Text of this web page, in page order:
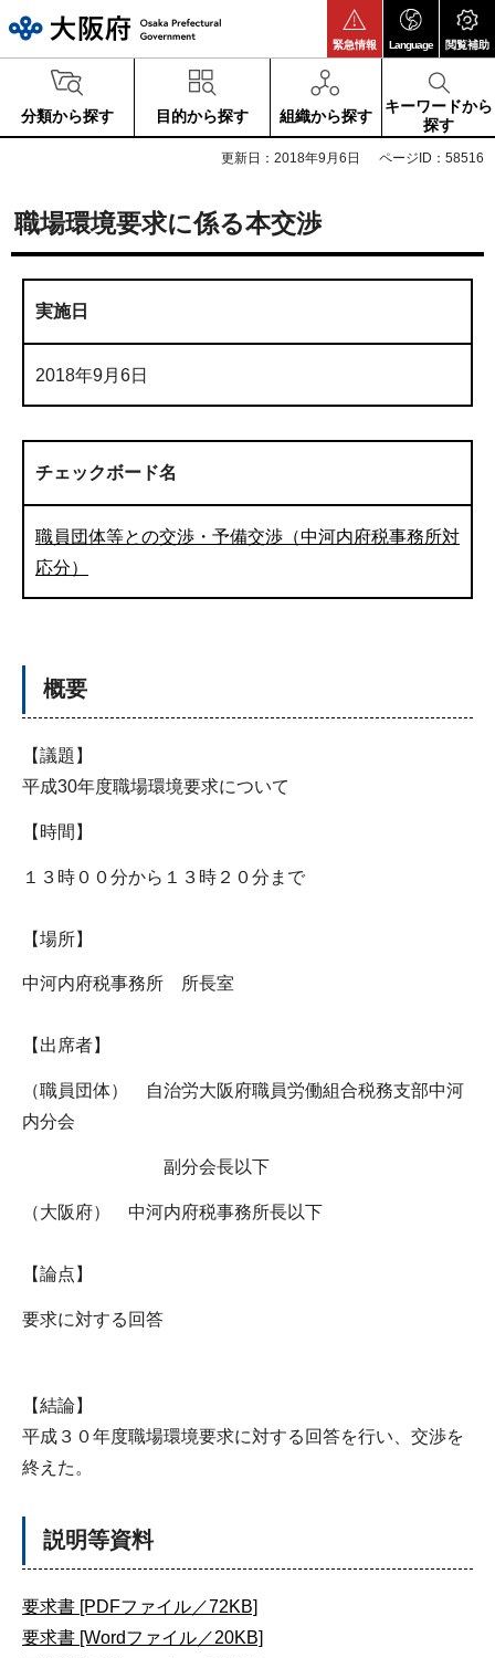
緊急情報 Language 閲覧補助
分類から探す 目的から探す 組織から探す
キーワードから
探す
更新日：2018年9月6日 ページID：58516
職場環境要求に係る本交渉
実施日
2018年9月6日
チェックボード名
職員団体等との交渉・予備交渉（中河内府税事務所対
応分）
概要
【議題】
平成30年度職場環境要求について
【時間】
１３時００分から１３時２０分まで
【場所】
中河内府税事務所 所長室
【出席者】
（職員団体） 自治労大阪府職員労働組合税務支部中河
内分会
副分会長以下
（大阪府） 中河内府税事務所長以下
【論点】
要求に対する回答
【結論】
平成３０年度職場環境要求に対する回答を行い、交渉を
終えた。
説明等資料
要求書 [PDFファイル／72KB]
要求書 [Wordファイル／20KB]